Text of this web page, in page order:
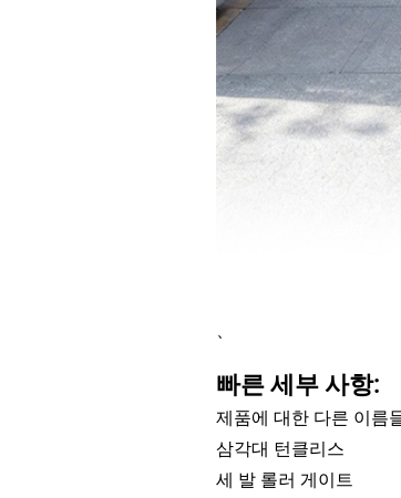
、
빠른 세부 사항:
제품에 대한 다른 이름
삼각대 턴클리스
세 발 롤러 게이트